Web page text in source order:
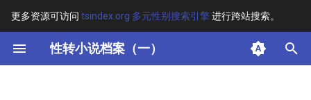
更多资源可访问 tsindex.org 多元性别搜索引擎进行跨站搜索。
性转小说档案（一）
键